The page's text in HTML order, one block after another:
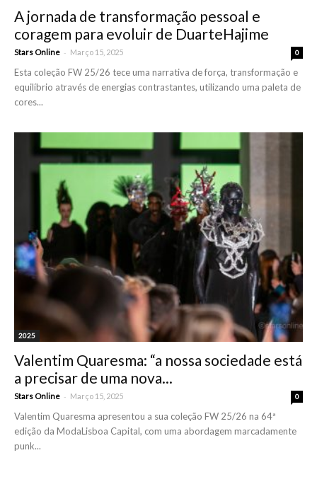
A jornada de transformação pessoal e
coragem para evoluir de DuarteHajime
Stars Online - Março 15, 2025 0
Esta coleção FW 25/26 tece uma narrativa de força, transformação e
equilíbrio através de energias contrastantes, utilizando uma paleta de
cores...
2025
Valentim Quaresma: “a nossa sociedade está
a precisar de uma nova...
Stars Online - Março 15, 2025 0
Valentim Quaresma apresentou a sua coleção FW 25/26 na 64ª
edição da ModaLisboa Capital, com uma abordagem marcadamente
punk...